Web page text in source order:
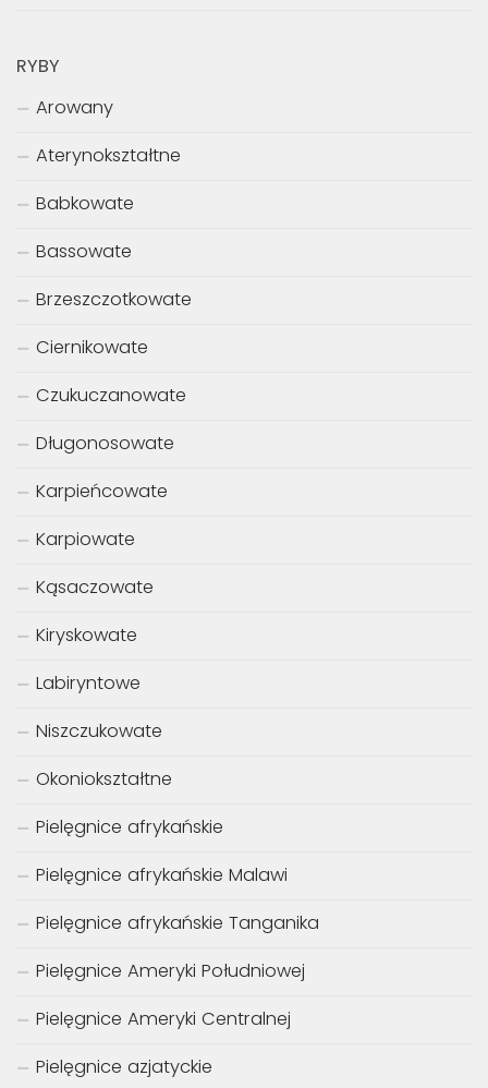
RYBY
Arowany
Aterynokształtne
Babkowate
Bassowate
Brzeszczotkowate
Ciernikowate
Czukuczanowate
Długonosowate
Karpieńcowate
Karpiowate
Kąsaczowate
Kiryskowate
Labiryntowe
Niszczukowate
Okoniokształtne
Pielęgnice afrykańskie
Pielęgnice afrykańskie Malawi
Pielęgnice afrykańskie Tanganika
Pielęgnice Ameryki Południowej
Pielęgnice Ameryki Centralnej
Pielęgnice azjatyckie